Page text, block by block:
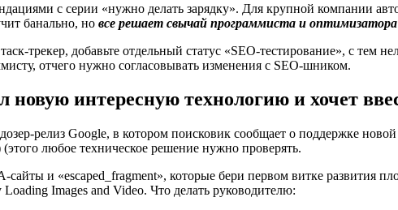
с серии «нужно делать зарядку». Для крупной компании
банально, но все решает свычай программиста и
трекер, добавьте отдельный статус «SEO-тестирование», с тем
отчего нужно согласовывать изменения с SEO-шником.
новую интересную технологию и хочет
релиз Google, в котором поисковик сообщает о поддержке
любое техническое решение нужно проверять.
и «escaped_fragment», которые бери первом витке развития
Images and Video. Что делать руководителю: